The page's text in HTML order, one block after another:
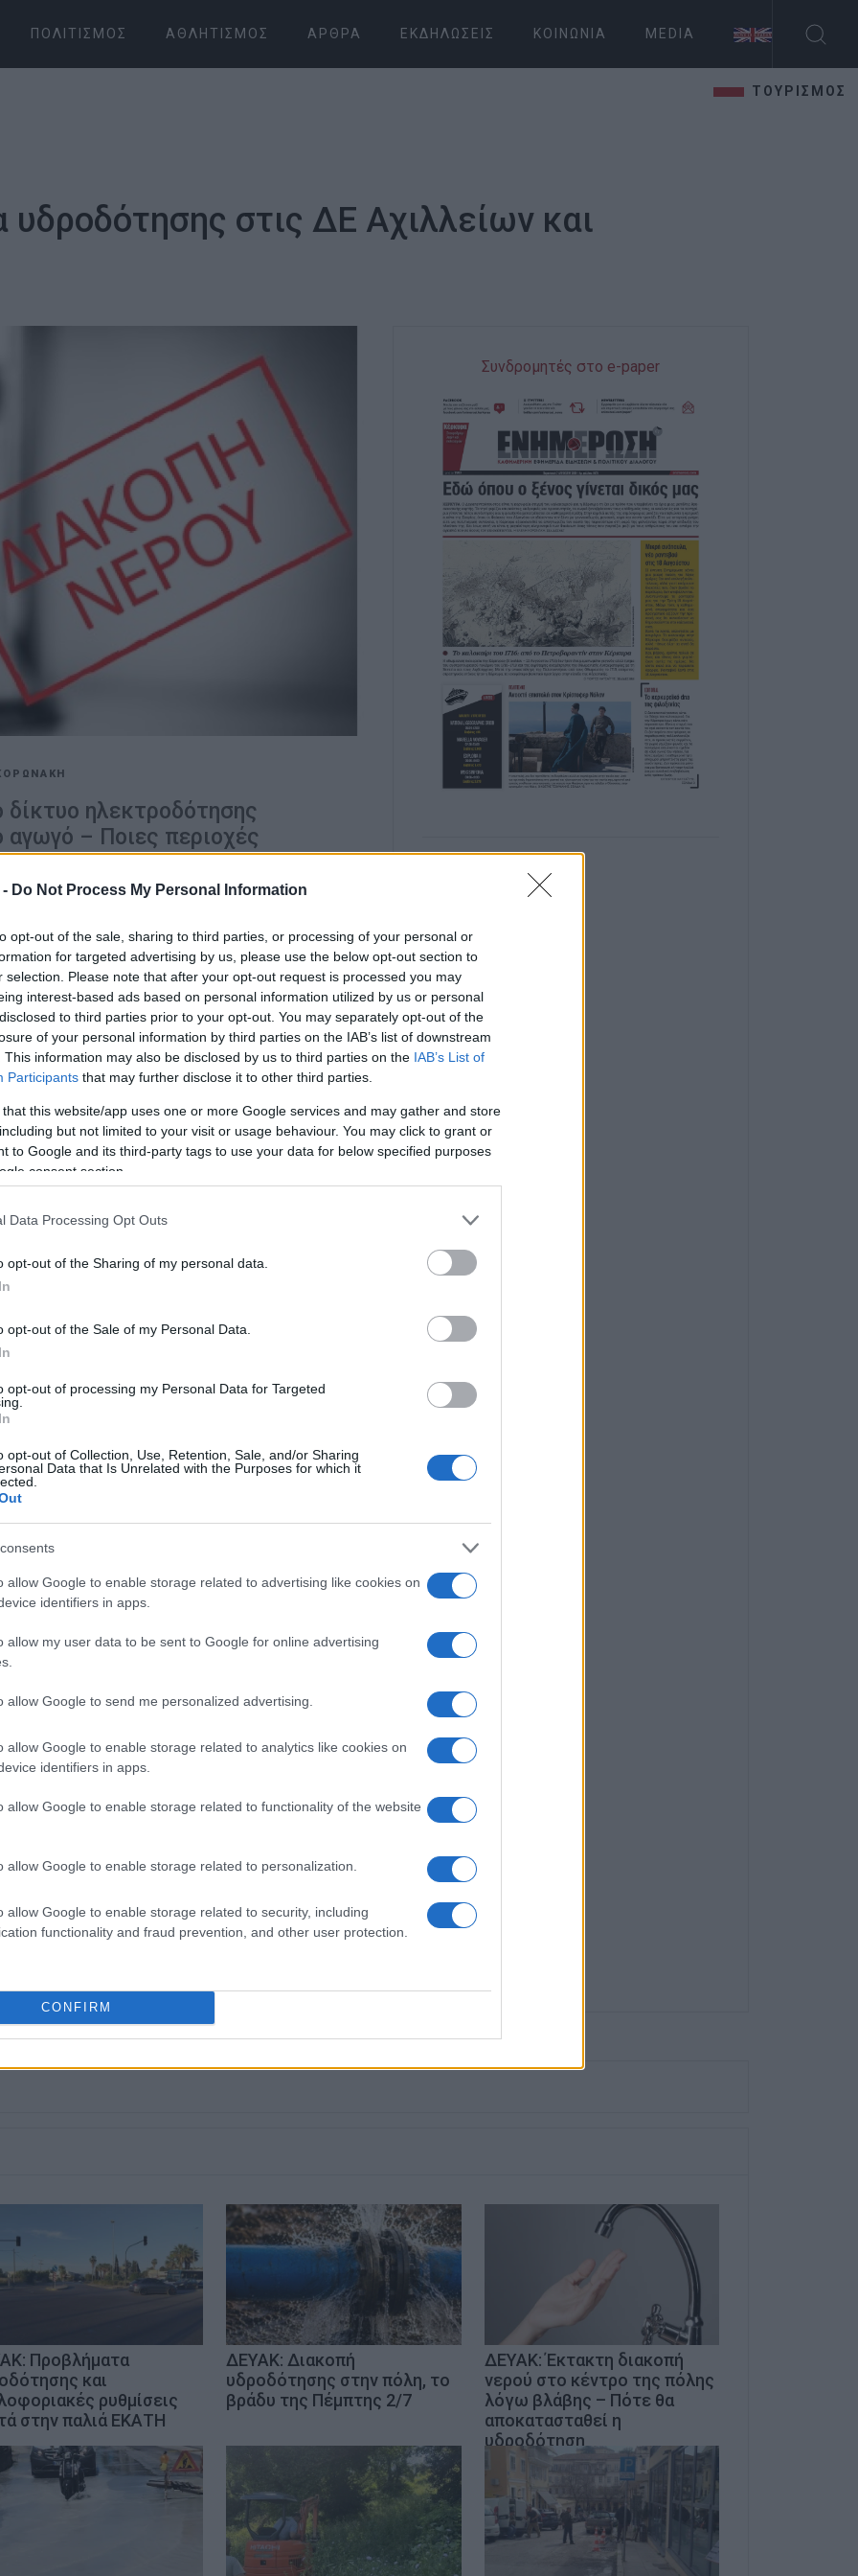
Do Not Process My Personal Information
opt-out of the sale, sharing to third parties, or processing of your personal or
for targeted advertising by us, please use the below opt-out section to
selection. Please note that after your opt-out request is processed you may
interest-based ads based on personal information utilized by us or personal
to third parties prior to your opt-out. You may separately opt-out of the
of your personal information by third parties on the IAB’s list of downstream
This information may also be disclosed by us to third parties on the IAB’s List of
Participants that may further disclose it to other third parties.
that this website/app uses one or more Google services and may gather and store
but not limited to your visit or usage behaviour. You may click to grant or
to Google and its third-party tags to use your data for below specified purposes
consent section.
Data Processing Opt Outs
opt-out of the Sharing of my personal data.
opt-out of the Sale of my Personal Data.
opt-out of processing my Personal Data for Targeted
opt-out of Collection, Use, Retention, Sale, and/or Sharing
Data that Is Unrelated with the Purposes for which it
allow Google to enable storage related to advertising like cookies on
identifiers in apps.
allow my user data to be sent to Google for online advertising
allow Google to send me personalized advertising.
allow Google to enable storage related to analytics like cookies on
identifiers in apps.
allow Google to enable storage related to functionality of the website
allow Google to enable storage related to personalization.
allow Google to enable storage related to security, including
functionality and fraud prevention, and other user protection.
CONFIRM
ΠΟΛΙΤΙΣΜΌΣ ΑΘΛΗΤΙΣΜΌΣ ΆΡΘΡΑ ΕΚΔΗΛΏΣΕΙΣ ΚΟΙΝΩΝΊΑ MEDIA
ΤΟΥΡΙΣΜΟΣ
στις ΔΕ Αχιλλείων και
ηλεκτροδότησης
– Ποιες περιοχές
για έκτακτα προβλήματα υδροδότησης που
ενότητα είναι οι εξής:
ρεύματος στις γεωτρήσεις που βρίσκονται
υδροδότησης στις περιοχές:
αγωγό ύδρευσης, συγκεκριμένα στο ύψος
ομαλή υδροδότηση αντιμετωπίζουν οι Τοπικές
και καταβάλλεται κάθε δυνατή προσπάθεια για
και την επαναφορά της υδροδότησης.
για την προσωρινή ταλαιπωρία.
Ενημέρωση από το 1990 σε θέσεις υψηλής
δημόσιες σχέσεις, το ελεύθερο και το
Συνδρομητές στο e-paper
Προβλήματα
και
ρυθμίσεις
στην παλιά ΕΚΑΤΗ
ΔΕΥΑΚ: Διακοπή
υδροδότησης στην πόλη, το
βράδυ της Πέμπτης 2/7
ΔΕΥΑΚ: Έκτακτη διακοπή
νερού στο κέντρο της πόλης
λόγω βλάβης – Πότε θα
αποκατασταθεί η
υδροδότηση